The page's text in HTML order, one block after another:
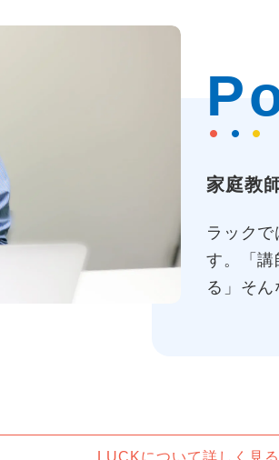
家庭教
ラック
す。「講
る」そ